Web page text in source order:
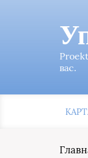
вас.